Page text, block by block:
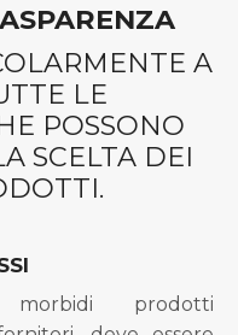
A
LE
POSSONO
SCELTA DEI
prodotti